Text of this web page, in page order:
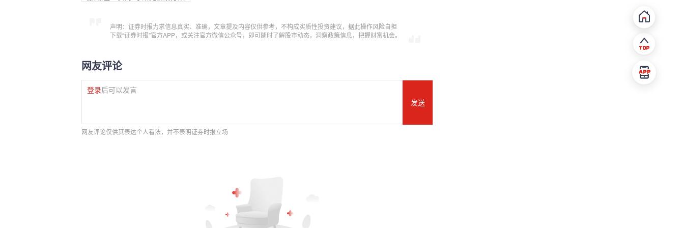
声明：证券时报力求信息真实、准确，文章提及内容仅供参考，不构成实质性投资建议，据此操作风险自担
下载“证券时报”官方APP，或关注官方微信公众号，即可随时了解股市动态，洞察政策信息，把握财富机会。
网友评论
登录后可以发言
发送
网友评论仅供其表达个人看法，并不表明证券时报立场